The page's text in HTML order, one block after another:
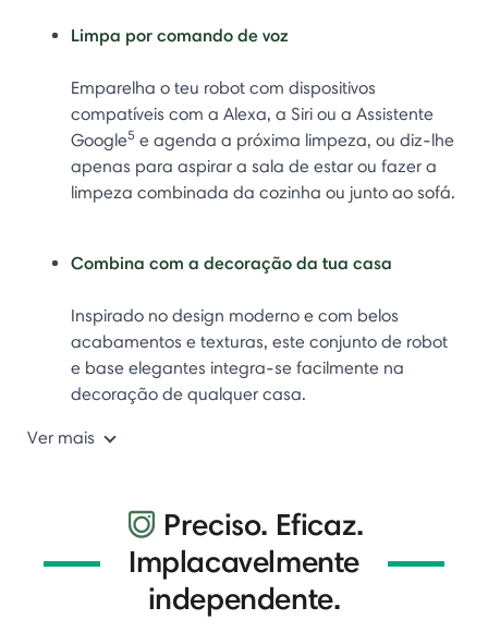
Limpa por comando de voz
Emparelha o teu robot com dispositivos
compatíveis com a Alexa, a Siri ou a Assistente
Google5 e agenda a próxima limpeza, ou diz-lhe
apenas para aspirar a sala de estar ou fazer a
limpeza combinada da cozinha ou junto ao sofá.
Combina com a decoração da tua casa
Inspirado no design moderno e com belos
acabamentos e texturas, este conjunto de robot
e base elegantes integra-se facilmente na
decoração de qualquer casa.
Ver mais
Preciso. Eficaz.
Implacavelmente
independente.